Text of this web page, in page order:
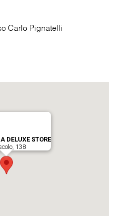
Carlo Pignatelli